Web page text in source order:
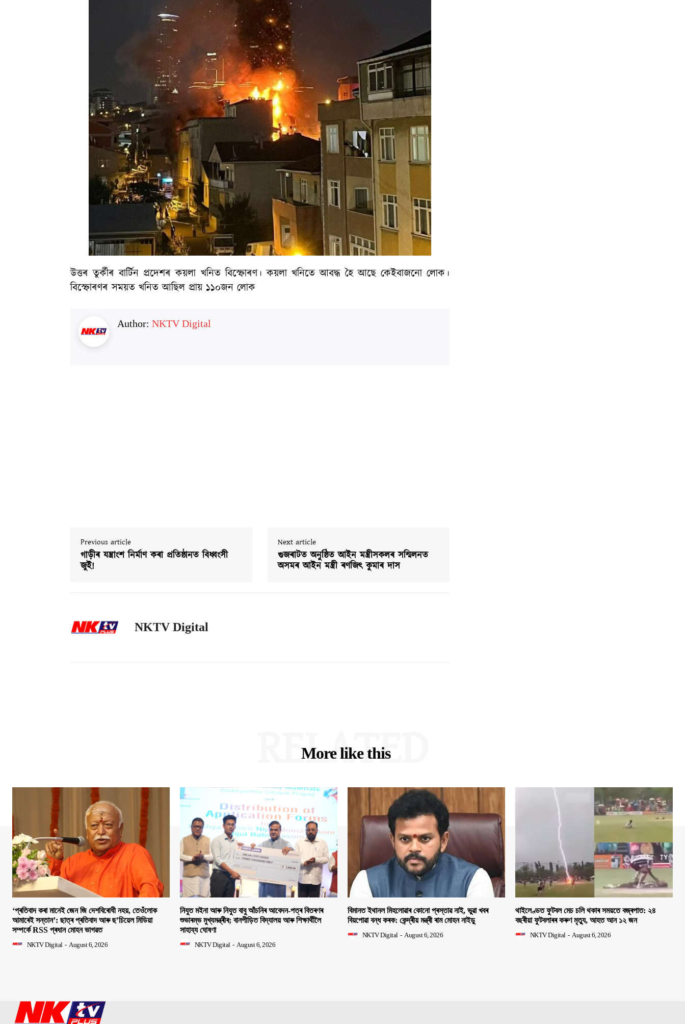
উত্তৰ তুৰ্কীৰ বাৰ্টিন প্ৰদেশৰ কয়লা খনিত বিস্ফোৰণ। কয়লা খনিতে আবদ্ধ হৈ আছে কেইবাজনো লোক।
বিস্ফোৰণৰ সময়ত খনিত আছিল প্ৰায় ১১০জন লোক
Author: NKTV Digital
Previous article
গাড়ীৰ যন্ত্ৰাংশ নিৰ্মাণ কৰা প্ৰতিষ্ঠানত বিধ্বংসী
জুই!
Next article
গুজৰাটত অনুষ্ঠিত আইন মন্ত্ৰীসকলৰ সন্মিলনত
অসমৰ আইন মন্ত্ৰী ৰণজিৎ কুমাৰ দাস
NKTV Digital
More like this
RELATED
‘প্ৰতিবাদ কৰা মানেই জেন জি দেশবিৰোধী নহয়, তেওঁলোক
আমাৰেই সন্তান’: ছাত্ৰ প্ৰতিবাদ আৰু ছ’চিয়েল মিডিয়া
সম্পৰ্কে RSS প্ৰধান মোহন ভাগৱত
NKTV Digital - August 6, 2026
নিযুত মইনা আৰু নিযুত বাবু আঁচনিৰ আবেদন-পত্ৰ বিতৰণৰ
শুভাৰম্ভ মুখ্যমন্ত্ৰীৰ; বানপীড়িত বিদ্যালয় আৰু শিক্ষাৰ্থীলৈ
সাহায্য ঘোষণা
NKTV Digital - August 6, 2026
বিমানত ইথানল মিহলোৱাৰ কোনো প্ৰস্তাৱ নাই, ভুৱা খবৰ
বিয়পোৱা বন্ধ কৰক: কেন্দ্ৰীয় মন্ত্ৰী ৰাম মোহন নাইডু
NKTV Digital - August 6, 2026
থাইলেণ্ডত ফুটবল মেচ চলি থকাৰ সময়তে বজ্ৰপাত: ২৪
বছৰীয়া ফুটবলাৰৰ কৰুণ মৃত্যু, আহত আন ১২ জন
NKTV Digital - August 6, 2026